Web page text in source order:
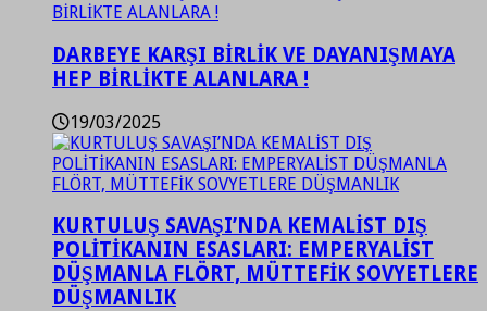
DARBEYE KARŞI BİRLİK VE DAYANIŞMAYA
HEP BİRLİKTE ALANLARA !
19/03/2025
KURTULUŞ SAVAŞI’NDA KEMALİST DIŞ
POLİTİKANIN ESASLARI: EMPERYALİST
DÜŞMANLA FLÖRT, MÜTTEFİK SOVYETLERE
DÜŞMANLIK